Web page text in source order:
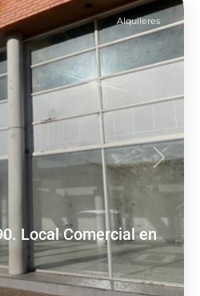
Alquileres
Local Comercial en